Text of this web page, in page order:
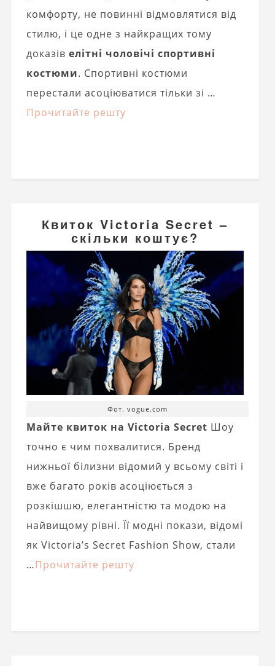
комфорту, не повинні відмовлятися від
стилю, і це одне з найкращих тому
доказів елітні чоловічі спортивні
костюми. Спортивні костюми
перестали асоціюватися тільки зі …
Прочитайте решту
Квиток Victoria Secret –
скільки коштує?
Фот. vogue.com
Майте квиток на Victoria Secret Шоу
точно є чим похвалитися. Бренд
нижньої білизни відомий у всьому світі і
вже багато років асоціюється з
розкішшю, елегантністю та модою на
найвищому рівні. Її модні покази, відомі
як Victoria’s Secret Fashion Show, стали
…Прочитайте решту